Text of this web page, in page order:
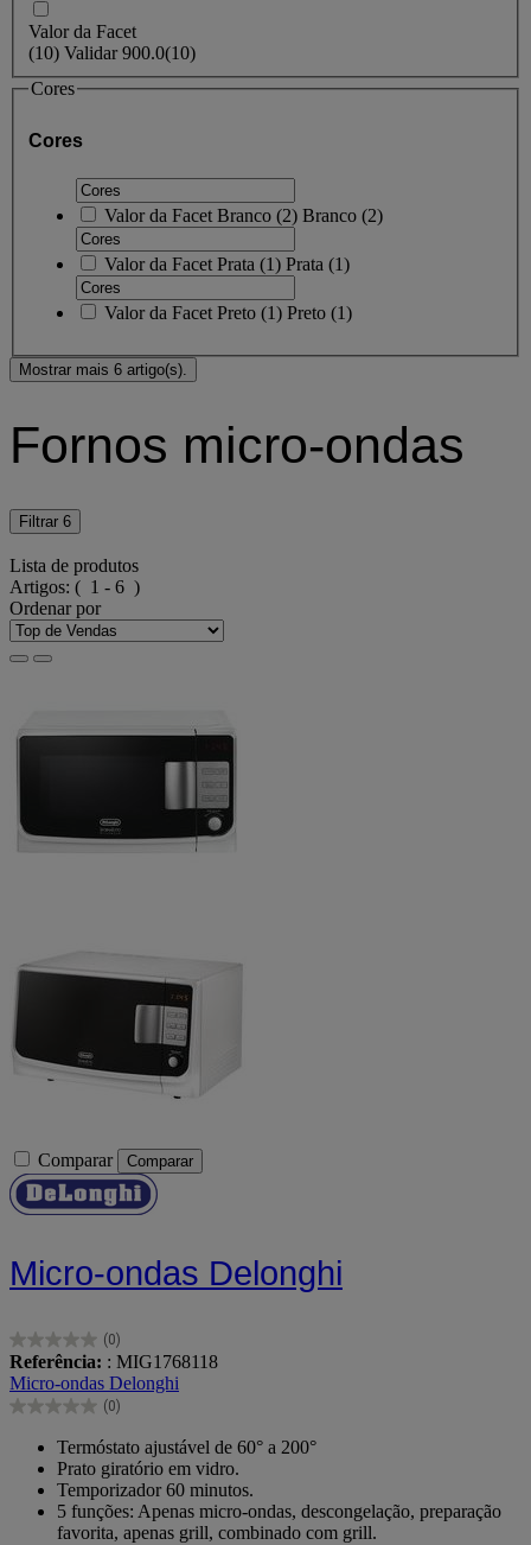
Valor da Facet
(10) Validar900.0(10)
Cores
Cores
Valor da Facet Branco (2) Branco (2)
Valor da Facet Prata (1) Prata (1)
Valor da Facet Preto (1) Preto (1)
Mostrar mais 6 artigo(s).
Fornos micro-ondas
Filtrar 6
Lista de produtos
Artigos: ( 1 - 6 )
Ordenar por
Comparar Comparar
Micro-ondas Delonghi
(0)
0.0
em
5
estrelas.
Referência: : MIG1768118
Micro-ondas Delonghi
(0)
0.0
estrelas.
Termóstato ajustável de 60° a 200°
Prato giratório em vidro.
Temporizador 60 minutos.
5 funções: Apenas micro-ondas, descongelação, preparação
favorita, apenas grill, combinado com grill.